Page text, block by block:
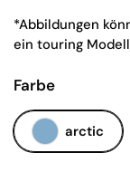
*Abbildungen
ein touring
Farbe
arctic